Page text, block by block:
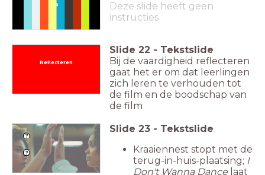
eigenlijk zou ik zeggen: hele
Deze slide heeft geen
instructies
Reflecteren
Slide 22 - Tekstslide
Bij de vaardigheid reflecteren
gaat het er om dat leerlingen
zich leren te verhouden tot
de film en de boodschap van
de film
Slide 23 - Tekstslide
Kraaiennest stopt met de
terug-in-huis-plaatsing; I
Don't Wanna Dance laat